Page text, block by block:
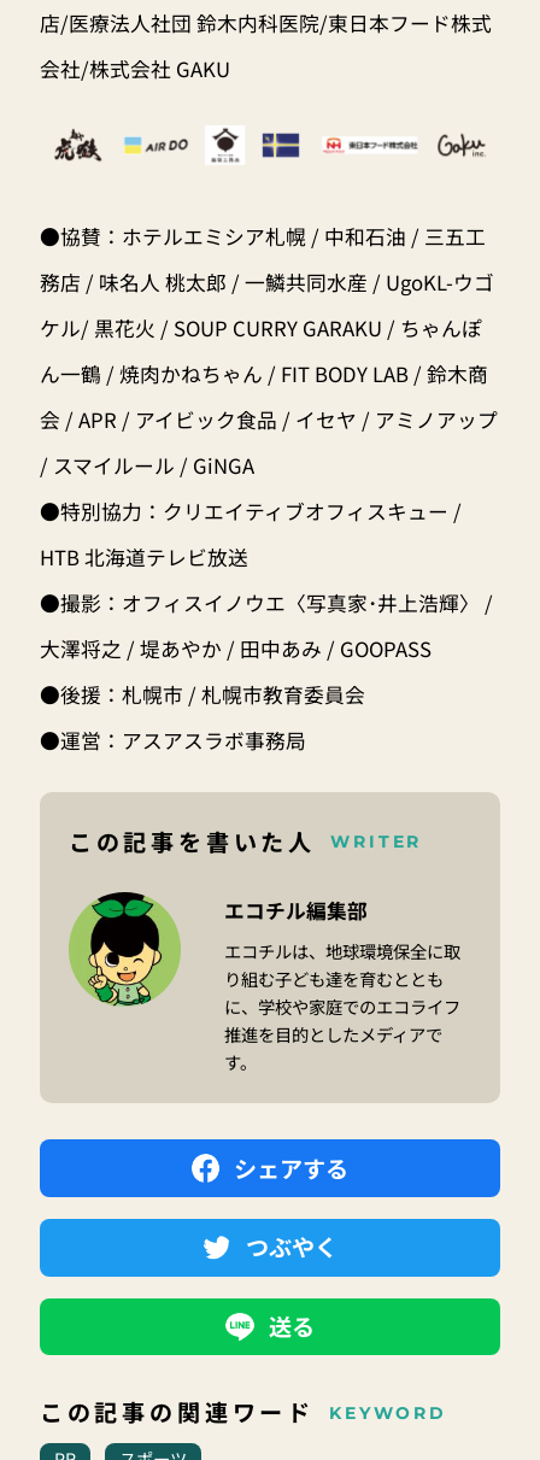
店/医療法人社団 鈴木内科医院/東日本フード株式
会社/株式会社 GAKU
●協賛：ホテルエミシア札幌 / 中和石油 / 三五工
務店 / 味名人 桃太郎 / 一鱗共同水産 / UgoKL-ウゴ
ケル/ 黒花火 / SOUP CURRY GARAKU / ちゃんぽ
ん一鶴 / 焼肉かねちゃん / FIT BODY LAB / 鈴木商
会 / APR / アイビック食品 / イセヤ / アミノアップ
/ スマイルール / GiNGA
●特別協力：クリエイティブオフィスキュー /
HTB 北海道テレビ放送
●撮影：オフィスイノウエ〈写真家･井上浩輝〉 /
大澤将之 / 堤あやか / 田中あみ / GOOPASS
●後援：札幌市 / 札幌市教育委員会
●運営：アスアスラボ事務局
この記事を書いた人 WRITER
エコチル編集部
エコチルは、地球環境保全に取
り組む子ども達を育むととも
に、学校や家庭でのエコライフ
推進を目的としたメディアで
す。
シェアする
つぶやく
送る
この記事の関連ワード KEYWORD